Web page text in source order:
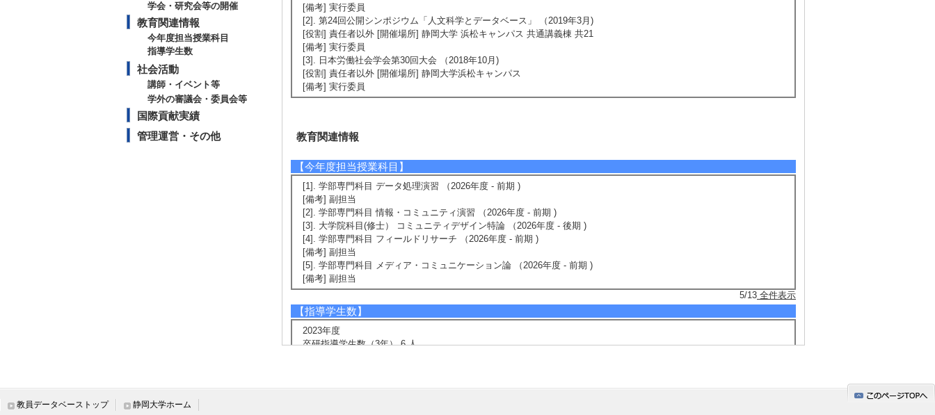
学会・研究会等の開催
教育関連情報
今年度担当授業科目
指導学生数
社会活動
講師・イベント等
学外の審議会・委員会等
国際貢献実績
管理運営・その他
[備考] 実行委員
[2]. 第24回公開シンポジウム「人文科学とデータベース」 （2019年3月)
[役割] 責任者以外 [開催場所] 静岡大学 浜松キャンパス 共通講義棟 共21
[備考] 実行委員
[3]. 日本労働社会学会第30回大会 （2018年10月)
[役割] 責任者以外 [開催場所] 静岡大学浜松キャンパス
[備考] 実行委員
教育関連情報
【今年度担当授業科目】
[1]. 学部専門科目 データ処理演習 （2026年度 - 前期 )
[備考] 副担当
[2]. 学部専門科目 情報・コミュニティ演習 （2026年度 - 前期 )
[3]. 大学院科目(修士） コミュニティデザイン特論 （2026年度 - 後期 )
[4]. 学部専門科目 フィールドリサーチ （2026年度 - 前期 )
[備考] 副担当
[5]. 学部専門科目 メディア・コミュニケーション論 （2026年度 - 前期 )
[備考] 副担当
5/13 全件表示
【指導学生数】
2023年度
卒研指導学生数（3年） 6 人
教員データベーストップ 静岡大学ホーム